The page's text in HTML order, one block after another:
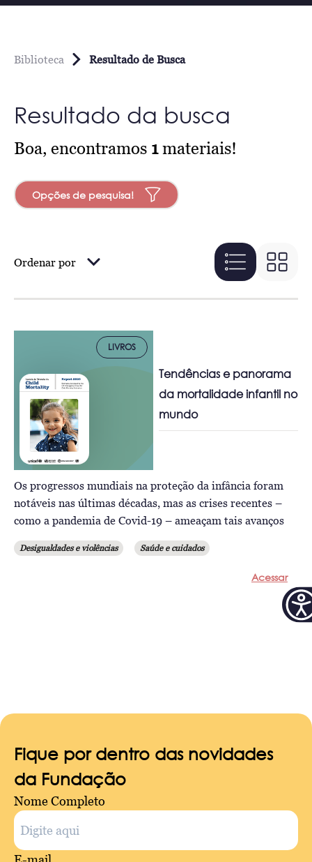
Biblioteca Resultado de Busca
Resultado da busca
Boa, encontramos 1materiais!
Opções de pesquisa!
Ordenar por
LIVROS
Tendências e panorama
da mortalidade infantil no
mundo
Os progressos mundiais na proteção da infância foram
notáveis nas últimas décadas, mas as crises recentes –
como a pandemia de Covid-19 – ameaçam tais avanços
Desigualdades e violências Saúde e cuidados
Acessar
Fique por dentro das novidades
da Fundação
Nome Completo